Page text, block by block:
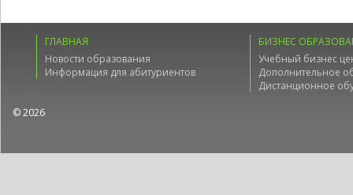
ГЛАВНАЯ
Новости образования
Информация для абитуриентов
БИЗНЕС
Учебный бизнес
Дополнительное
Дистанционное
© 2026